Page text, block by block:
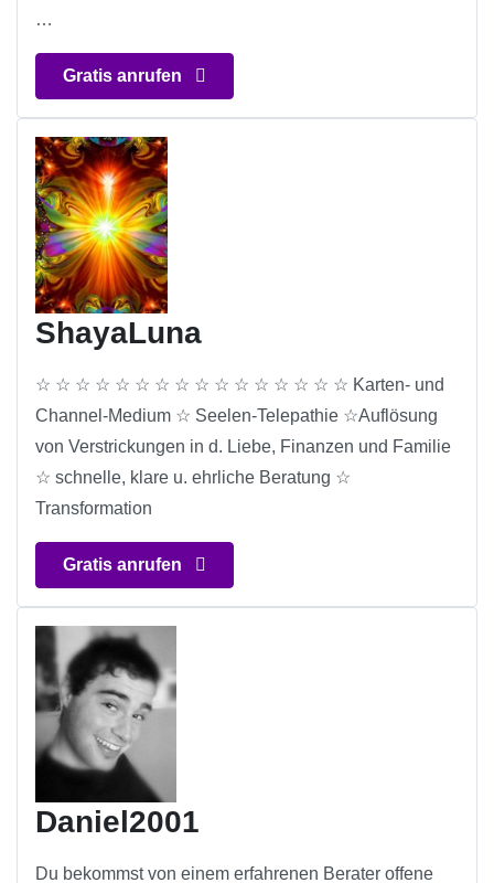
…
Gratis anrufen
ShayaLuna
☆ ☆ ☆ ☆ ☆ ☆ ☆ ☆ ☆ ☆ ☆ ☆ ☆ ☆ ☆ ☆ Karten- und
Channel-Medium ☆ Seelen-Telepathie ☆Auflösung
von Verstrickungen in d. Liebe, Finanzen und Familie
☆ schnelle, klare u. ehrliche Beratung ☆
Transformation
Gratis anrufen
Daniel2001
Du bekommst von einem erfahrenen Berater offene